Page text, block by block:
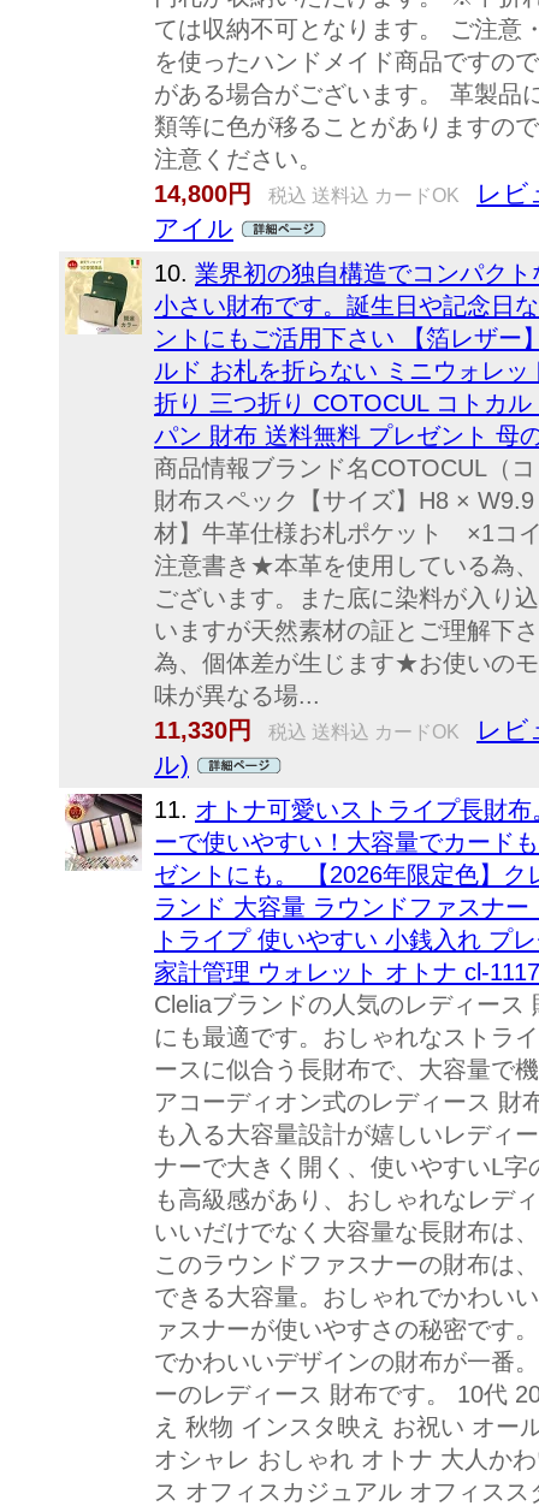
ては収納不可となります。 ご注意
を使ったハンドメイド商品ですの
がある場合がございます。 革製品
類等に色が移ることがありますの
注意ください。
14,800円
税込 送料込 カードOK
レビ
アイル
10. 業界初の独自構造でコンパク
小さい財布です。誕生日や記念日
ントにもご活用下さい 【箔レザー
ルド お札を折らない ミニウォレ
折り 三つ折り COTOCUL コトカ
パン 財布 送料無料 プレゼント 母
商品情報ブランド名COTOCUL（
財布スペック【サイズ】H8 ×
材】牛革仕様お札ポケット ×1コ
注意書き★本革を使用している為
ございます。また底に染料が入り
いますが天然素材の証とご理解下
為、個体差が生じます★お使いの
味が異なる場...
11,330円
税込 送料込 カードOK
レビ
ル)
11. オトナ可愛いストライプ長財
ーで使いやすい！大容量でカード
ゼントにも。 【2026年限定色】
ランド 大容量 ラウンドファスナ
トライプ 使いやすい 小銭入れ プ
家計管理 ウォレット オトナ cl-
Cleliaブランドの人気のレディー
にも最適です。おしゃれなストラ
ースに似合う長財布で、大容量で
アコーディオン式のレディース 財
も入る大容量設計が嬉しいレディ
ナーで大きく開く、使いやすいL
も高級感があり、おしゃれなレデ
いいだけでなく大容量な長財布は
このラウンドファスナーの財布は
できる大容量。おしゃれでかわい
ァスナーが使いやすさの秘密です
でかわいいデザインの財布が一番
ーのレディース 財布です。 10代
え 秋物 インスタ映え お祝い オー
オシャレ おしゃれ オトナ 大人か
ス オフィスカジュアル オフィス